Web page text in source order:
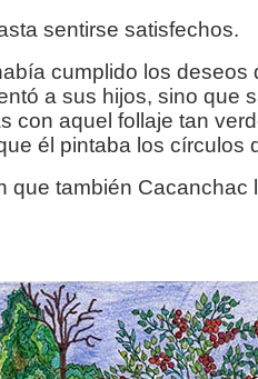
sentirse satisfechos.
cumplido los deseos
a sus hijos, sino que
con aquel follaje tan
él pintaba los círculos
que también Cacanchac